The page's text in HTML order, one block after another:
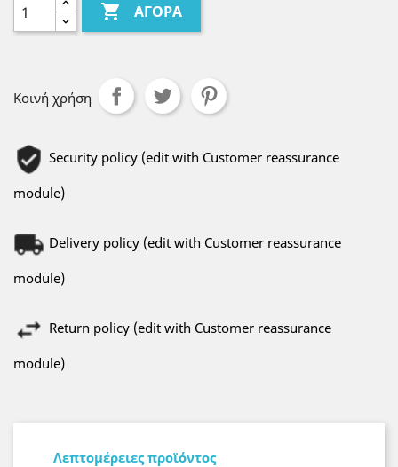
 ΑΓΟΡΆ
Κοινή χρήση
Security policy (edit with Customer reassurance
module)
Delivery policy (edit with Customer reassurance
module)
Return policy (edit with Customer reassurance
module)
Λεπτομέρειες προϊόντος